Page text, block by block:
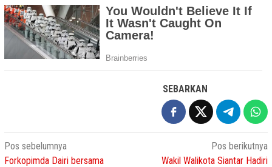
SEBARKAN
Navigasi
Pos sebelumnya
Forkopimda Dairi bersama
Pos berikutnya
Wakil Walikota Siantar Hadiri